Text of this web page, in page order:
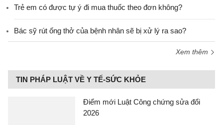
Trẻ em có được tự ý đi mua thuốc theo đơn không?
Bác sỹ rút ống thở của bệnh nhân sẽ bị xử lý ra sao?
Xem thêm
TIN PHÁP LUẬT VỀ Y TẾ-SỨC KHỎE
Điểm mới Luật Công chứng sửa đổi
2026